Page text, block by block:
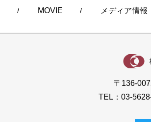
/ MOVIE / メディア情報
〒136-
TEL：03-